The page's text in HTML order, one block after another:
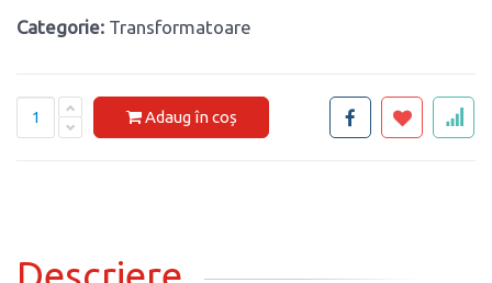
Categorie: Transformatoare
Adaug în coș